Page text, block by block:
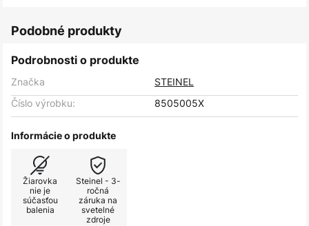
Podobné produkty
Podrobnosti o produkte
Značka
STEINEL
Číslo výrobku:
8505005X
Informácie o produkte
Žiarovka
nie je
súčasťou
balenia
Steinel - 3-
ročná
záruka na
svetelné
zdroje